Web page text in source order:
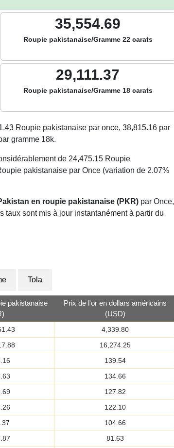
35,554.69
Roupie pakistanaise/Gramme 22 carats
29,111.37
Roupie pakistanaise/Gramme 18 carats
Roupie pakistanaise par once, 38,815.16 par
gramme 18k.
de 24,475.15 Roupie
pakistanaise par Once (variation de 2.07%
en roupie pakistanaise (PKR) par Once,
taux sont mis à jour instantanément à partir du
Tola
pakistanaise
Prix de l'or en dollars américains
(USD)
4,339.80
16,274.25
139.54
134.66
127.82
122.10
104.66
81.63